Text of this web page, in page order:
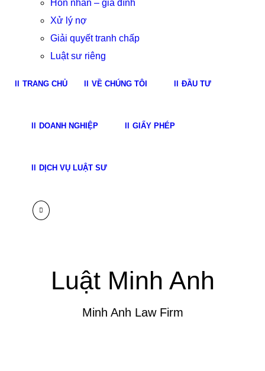
Hôn nhân – gia đình
Xử lý nợ
Giải quyết tranh chấp
Luật sư riêng
TRANG CHỦ VỀ CHÚNG TÔI ĐẦU TƯ
DOANH NGHIỆP GIẤY PHÉP
DỊCH VỤ LUẬT SƯ
Luật Minh Anh
Minh Anh Law Firm